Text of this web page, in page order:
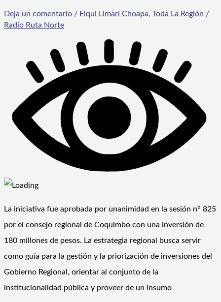
Deja un comentario / Elqui Limarí Choapa, Toda La Región /
Radio Ruta Norte
La iniciativa fue aprobada por unanimidad en la sesión n° 825
por el consejo regional de Coquimbo con una inversión de
180 millones de pesos. La estrategia regional busca servir
como guía para la gestión y la priorización de inversiones del
Gobierno Regional, orientar al conjunto de la
institucionalidad pública y proveer de un insumo